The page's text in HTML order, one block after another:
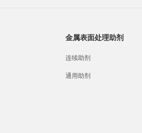
金属表面处理助剂
连续助剂
通用助剂